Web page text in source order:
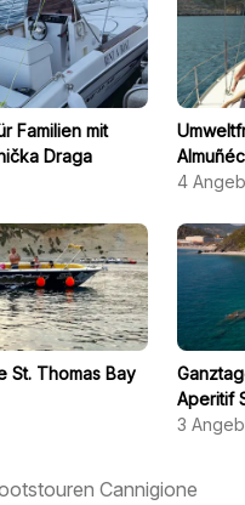
Familien mit
Draga
4
St. Thomas Bay
Aperitif
3
Cannigione